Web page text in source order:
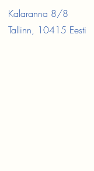
Kalaranna 8/8
Tallinn, 10415 Eesti